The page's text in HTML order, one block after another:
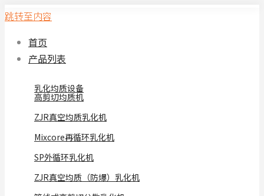
跳转至内容
首页
产品列表
乳化均质设备
高剪切均质机
ZJR真空均质乳化机
Mixcore再循环乳化机
SP外循环乳化机
ZJR真空均质（防爆）乳化机